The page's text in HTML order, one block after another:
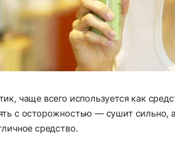
чаще всего используется как
с осторожностью — сушит сильно,
средство.